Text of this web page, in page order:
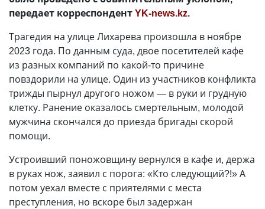
передает корреспондентYK-news.kz.
Трагедия на улице Лихарева произошла в ноябре
2023 года. По данным суда, двое посетителей кафе
из разных компаний по какой-то причине
повздорили на улице. Один из участников конфликта
трижды пырнул другого ножом — в руки и грудную
клетку. Ранение оказалось смертельным, молодой
мужчина скончался до приезда бригады скорой
помощи.
Устроивший поножовщину вернулся в кафе и, держа
в руках нож, заявил с порога: «Кто следующий?!» А
потом уехал вместе с приятелями с места
преступления, но вскоре был задержан